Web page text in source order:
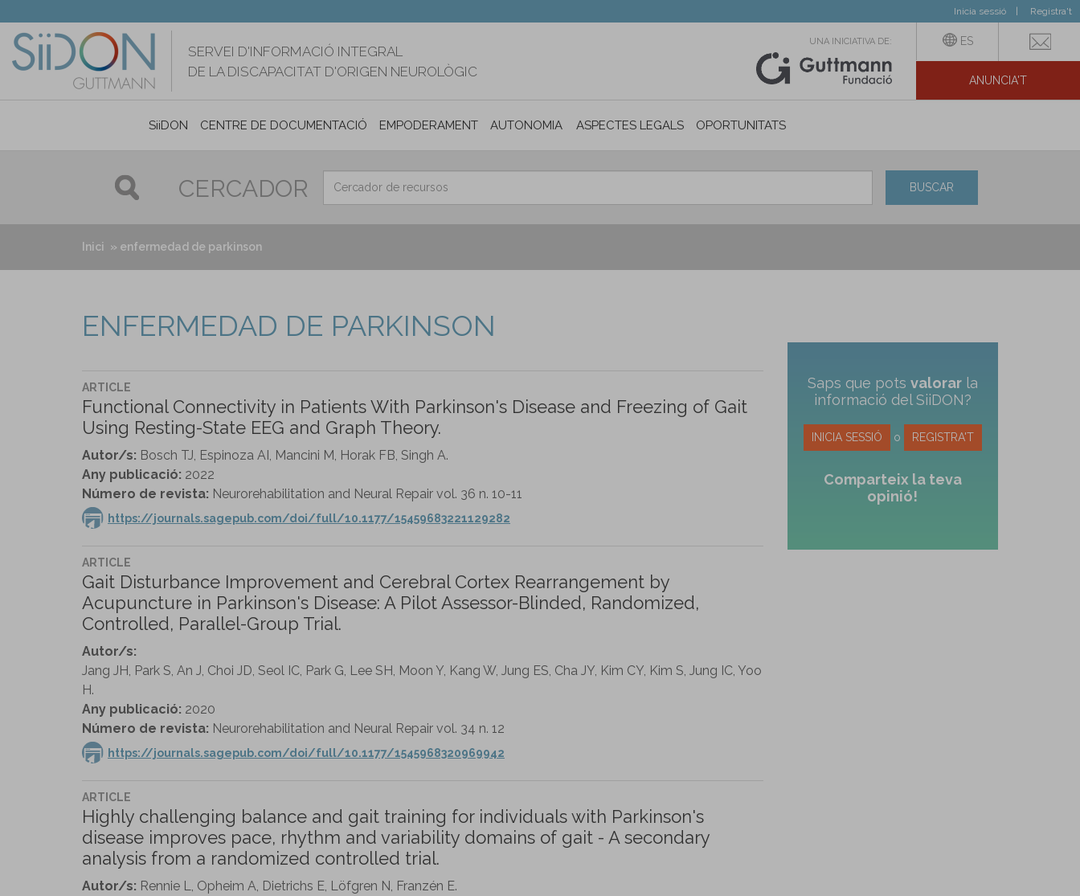
contingut
Inicia sessió Registra't
SERVEI D'INFORMACIÓ INTEGRAL
DE LA DISCAPACITAT D'ORIGEN NEUROLÒGIC
UNA INICIATIVA DE: ES
ANUNCIA'T
SiiDON CENTRE DE DOCUMENTACIÓ EMPODERAMENT AUTONOMIA PERSONAL I INCLUSIÓ SOCIAL
ASPECTES LEGALS OPORTUNITATS
CERCADOR BUSCAR
Inici enfermedad de parkinson
ENFERMEDAD DE PARKINSON
ARTICLE
Functional Connectivity in Patients With Parkinson's Disease and Freezing of Gait
Using Resting-State EEG and Graph Theory.
Autor/s: Bosch TJ, Espinoza AI, Mancini M, Horak FB, Singh A.
Any publicació: 2022
Número de revista: Neurorehabilitation and Neural Repair vol. 36 n. 10-11
https://journals.sagepub.com/doi/full/10.1177/15459683221129282
ARTICLE
Gait Disturbance Improvement and Cerebral Cortex Rearrangement by
Acupuncture in Parkinson's Disease: A Pilot Assessor-Blinded, Randomized,
Controlled, Parallel-Group Trial.
Autor/s:
Jang JH, Park S, An J, Choi JD, Seol IC, Park G, Lee SH, Moon Y, Kang W, Jung ES, Cha JY, Kim CY, Kim S, Jung IC, Yoo
H.
Any publicació: 2020
Número de revista: Neurorehabilitation and Neural Repair vol. 34 n. 12
https://journals.sagepub.com/doi/full/10.1177/1545968320969942
ARTICLE
Highly challenging balance and gait training for individuals with Parkinson's
disease improves pace, rhythm and variability domains of gait - A secondary
analysis from a randomized controlled trial.
Autor/s: Rennie L, Opheim A, Dietrichs E, Löfgren N, Franzén E.
Saps que pots valorarla
informació del SiiDON?
INICIA SESSIÓ o REGISTRA'T
Comparteix la teva
opinió!